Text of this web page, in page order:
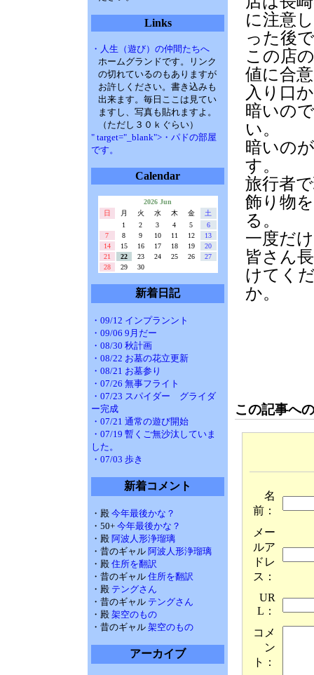
Links
・人生（遊び）の仲間たちへ
ホームグランドです。リンク
の切れているのもありますが
お許しください。書き込みも
出来ます。毎日ここは見てい
ますし、写真も貼れますよ。
（ただし３０ｋぐらい）
" target="_blank">・パドの部屋
です。
Calendar
2026 Jun
日
月 火 水 木 金
土
1
2 3 4 5
6
7
8 9 10 11 12
13
14
15 16 17 18 19
20
21
22 23 24 25 26
27
28
29 30
新着日記
・09/12 インプランント
・09/06 9月だー
・08/30 秋計画
・08/22 お墓の花立更新
・08/21 お墓参り
・07/26 無事フライト
・07/23 スパイダー グライダ
ー完成
・07/21 通常の遊び開始
・07/19 暫くご無沙汰していま
した。
・07/03 歩き
新着コメント
・殿 今年最後かな？
・50+ 今年最後かな？
・殿 阿波人形浄瑠璃
・昔のギャル 阿波人形浄瑠璃
・殿 住所を翻訳
・昔のギャル 住所を翻訳
・殿 テングさん
・昔のギャル テングさん
・殿 架空のもの
・昔のギャル 架空のもの
アーカイブ
に注意
った後
この店
値に合
入り口
暗いの
い。
暗いの
す。
旅行者
飾り物
る。
一度だ
皆さん
けてく
か。
この記事へ
名
前：
メー
ルア
ドレ
ス：
UR
L：
コメ
ン
ト：